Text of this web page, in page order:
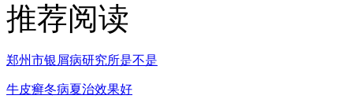
推荐阅读
郑州市银屑病研究所是不是
牛皮癣冬病夏治效果好